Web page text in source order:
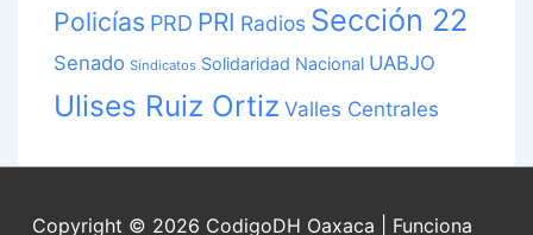
Policías PRD PRI Radios Sección 22
Senado Sindicatos Solidaridad Nacional UABJO
Ulises Ruiz Ortiz Valles Centrales
Copyright © 2026 CodigoDH Oaxaca | Funciona